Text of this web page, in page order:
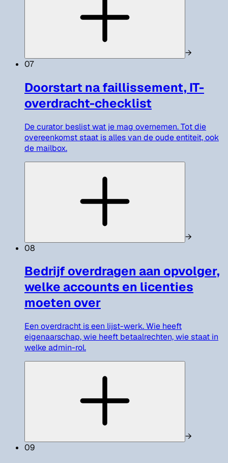
→
07
Doorstart na faillissement, IT-
overdracht-checklist
De curator beslist wat je mag overnemen. Tot die
overeenkomst staat is alles van de oude entiteit, ook
de mailbox.
→
08
Bedrijf overdragen aan opvolger,
welke accounts en licenties
moeten over
Een overdracht is een lijst-werk. Wie heeft
eigenaarschap, wie heeft betaalrechten, wie staat in
welke admin-rol.
→
09